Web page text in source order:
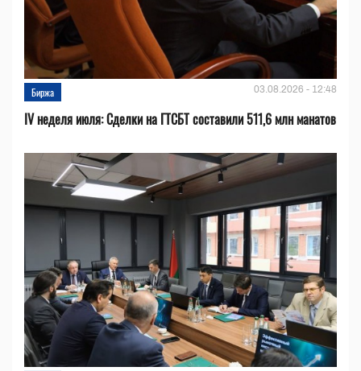
Биржа 03.08.2026 - 12:48
IV неделя июля: Сделки на ГТСБТ составили 511,6 млн манатов